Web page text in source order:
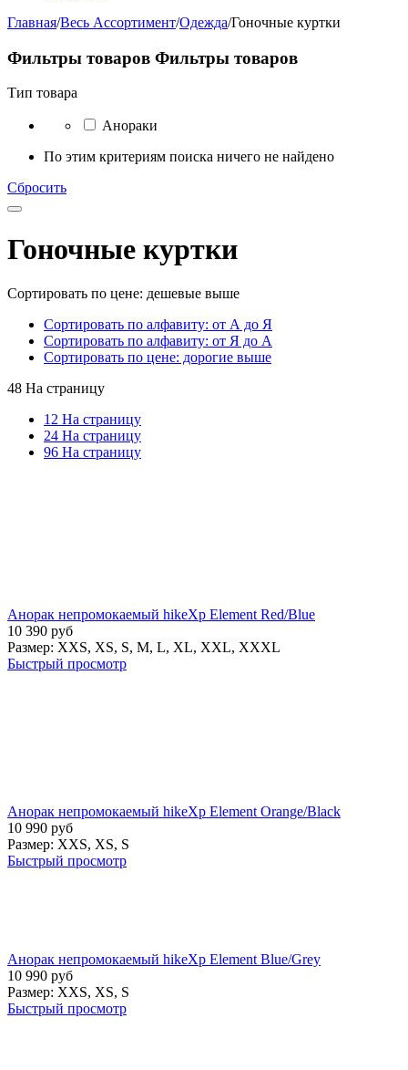
Главная/Весь Ассортимент/Одежда/Гоночные куртки
Фильтры товаров Фильтры товаров
Тип товара
Анораки
По этим критериям поиска ничего не найдено
Сбросить
Гоночные куртки
Сортировать по цене: дешевые выше
Сортировать по алфавиту: от А до Я
Сортировать по алфавиту: от Я до А
Сортировать по цене: дорогие выше
48 На страницу
12 На страницу
24 На страницу
96 На страницу
Анорак непромокаемый hikeXp Element Red/Blue
10 390 руб
Размер: XXS, XS, S, M, L, XL, XXL, XXXL
Быстрый просмотр
Анорак непромокаемый hikeXp Element Orange/Black
10 990 руб
Размер: XXS, XS, S
Быстрый просмотр
Анорак непромокаемый hikeXp Element Blue/Grey
10 990 руб
Размер: XXS, XS, S
Быстрый просмотр